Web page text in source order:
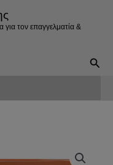
τον επαγγελματία &